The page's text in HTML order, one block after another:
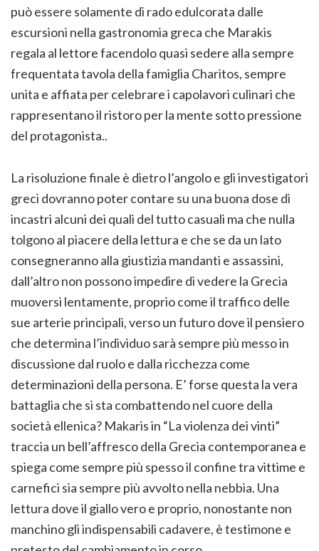
può essere solamente di rado edulcorata dalle
escursioni nella gastronomia greca che Marakis
regala al lettore facendolo quasi sedere alla sempre
frequentata tavola della famiglia Charitos, sempre
unita e affiata per celebrare i capolavori culinari che
rappresentano il ristoro per la mente sotto pressione
del protagonista..
La risoluzione finale è dietro l’angolo e gli investigatori
greci dovranno poter contare su una buona dose di
incastri alcuni dei quali del tutto casuali ma che nulla
tolgono al piacere della lettura e che se da un lato
consegneranno alla giustizia mandanti e assassini,
dall’altro non possono impedire di vedere la Grecia
muoversi lentamente, proprio come il traffico delle
sue arterie principali, verso un futuro dove il pensiero
che determina l’individuo sarà sempre più messo in
discussione dal ruolo e dalla ricchezza come
determinazioni della persona. E’ forse questa la vera
battaglia che si sta combattendo nel cuore della
società ellenica? Makaris in “La violenza dei vinti”
traccia un bell’affresco della Grecia contemporanea e
spiega come sempre più spesso il confine tra vittime e
carnefici sia sempre più avvolto nella nebbia. Una
lettura dove il giallo vero e proprio, nonostante non
manchino gli indispensabili cadavere, è testimone e